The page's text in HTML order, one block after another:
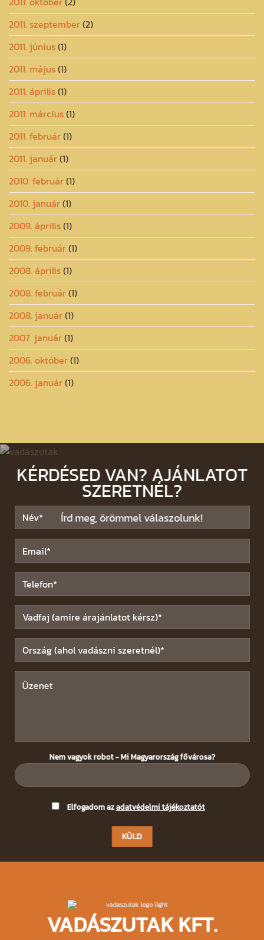
2011. szeptember(2)
2011. június(1)
2011. május(1)
2011. április(1)
2011. március(1)
2011. február(1)
2011. január(1)
2010. február(1)
2010. január(1)
2009. április(1)
2009. február(1)
2008. április(1)
2008. február(1)
2008. január(1)
2007. január(1)
2006. október(1)
2006. január(1)
KÉRDÉSED VAN? AJÁNLATOT
SZERETNÉL?
Írd meg, örömmel válaszolunk!
Nem vagyok robot - Mi Magyarország fővárosa?
Elfogadom azadatvédelmi tájékoztatót
VADÁSZUTAK KFT.